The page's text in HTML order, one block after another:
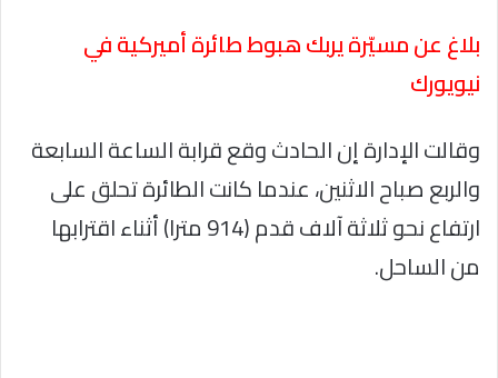
بلاغ عن مسيّرة يربك هبوط طائرة أميركية في
نيويورك
وقالت الإدارة إن الحادث وقع قرابة الساعة السابعة
والربع صباح الاثنين، عندما كانت الطائرة تحلق على
ارتفاع نحو ثلاثة آلاف قدم (914 مترا) أثناء اقترابها
من الساحل.